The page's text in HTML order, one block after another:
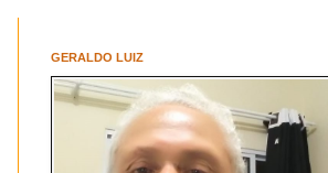
GERALDO LUIZ